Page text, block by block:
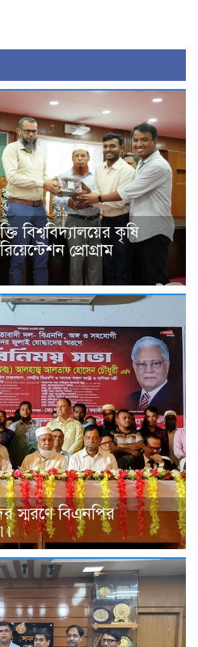
বিশ্ববিদ্যালয়ের কৃষি
প্রোগ্রাম
স্মরণে বিএনপির